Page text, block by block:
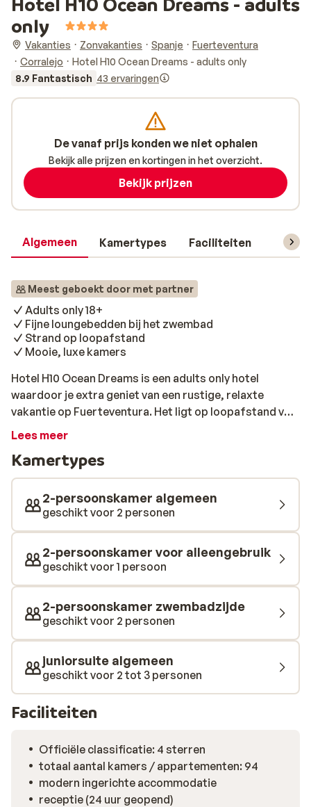
only
Vakanties Zonvakanties Spanje
Fuerteventura
Corralejo
Hotel H10 Ocean Dreams - adults only
8.9 Fantastisch 43 ervaringen
Algemeen Kamertypes Faciliteiten
Meest geboekt door met partner
Adults only 18+
Fijne loungebedden bij het zwembad
Strand op loopafstand
Mooie, luxe kamers
Hotel H10 Ocean Dreams is een adults only hotel
waardoor je extra geniet van een rustige, relaxte
vakantie op Fuerteventura. Het ligt op loopafstand van
het gezellige oude centrum en de winkels liggen ook op
ingericht en voorzien van het optimale comfort. Bij het
zwembad kun je heerlijk soezen in de zon op de gratis
luxe loungebedden en een verfrissende cocktail maakt
dit zomerse plaatje helemaal af. Toe aan wat
beweging? Neem af en toe een frisse duik, doe mee
met yoga of pilates en ga mee met een
groepswandeling naar de prachtige duinen. Dit wordt
een vakantie om nooit meer te vergeten!
Lees meer
Kamertypes
2-persoonskamer algemeen
geschikt voor 2 personen
2-persoonskamer voor alleengebruik
geschikt voor 1 persoon
2-persoonskamer zwembadzijde
geschikt voor 2 personen
juniorsuite algemeen
geschikt voor 2 tot 3 personen
Faciliteiten
Officiële classificatie: 4 sterren
totaal aantal kamers / appartementen: 94
modern ingerichte accommodatie
receptie (24 uur geopend)
De vanaf prijs konden we niet ophalen
Bekijk alle prijzen en kortingen in het overzicht.
Bekijk prijzen